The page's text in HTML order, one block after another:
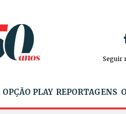
Seguir
OPÇÃO PLAY REPORTAGENS